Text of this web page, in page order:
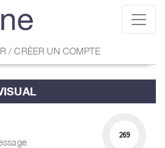
/ CRÉER UN COMPTE
269